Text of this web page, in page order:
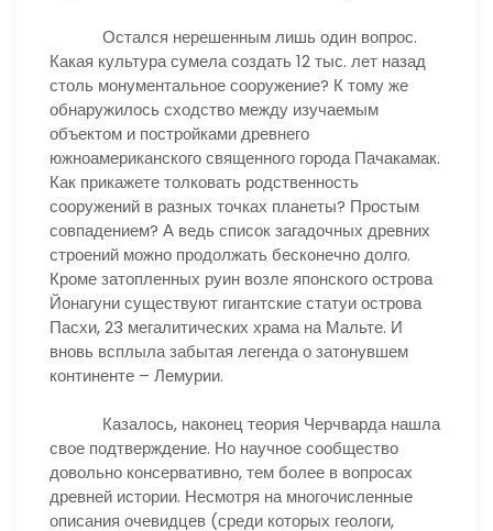
Остался нерешенным лишь один вопрос.
Какая культура сумела создать 12 тыс. лет назад
столь монументальное сооружение? К тому же
обнаружилось сходство между изучаемым
объектом и постройками древнего
южноамериканского священного города Пачакамак.
Как прикажете толковать родственность
сооружений в разных точках планеты? Простым
совпадением? А ведь список загадочных древних
строений можно продолжать бесконечно долго.
Кроме затопленных руин возле японского острова
Йонагуни существуют гигантские статуи острова
Пасхи, 23 мегалитических храма на Мальте. И
вновь всплыла забытая легенда о затонувшем
континенте – Лемурии.
Казалось, наконец теория Черчварда нашла
свое подтверждение. Но научное сообщество
довольно консервативно, тем более в вопросах
древней истории. Несмотря на многочисленные
описания очевидцев (среди которых геологи,